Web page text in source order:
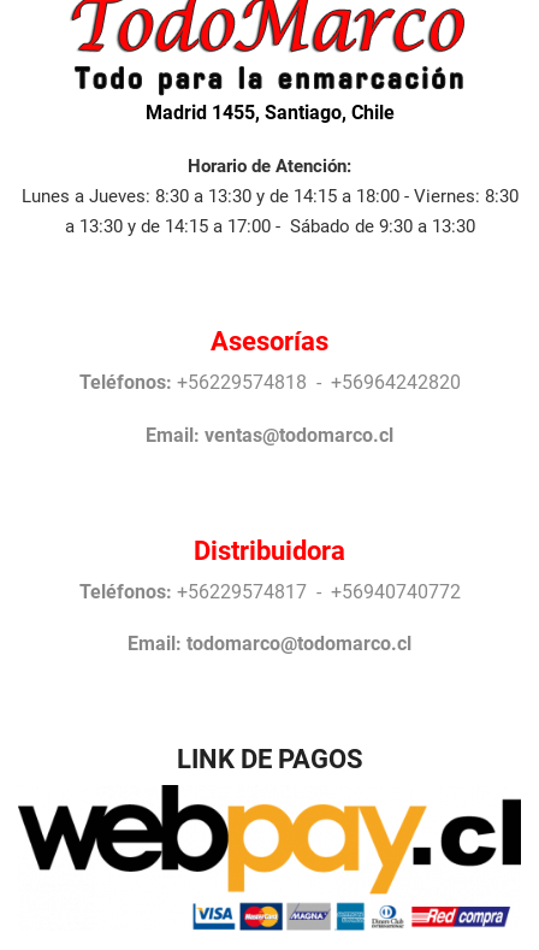
Madrid 1455, Santiago, Chile
Horario de Atención:
Lunes a Jueves: 8:30 a 13:30 y de 14:15 a 18:00 - Viernes: 8:30
a 13:30 y de 14:15 a 17:00 - Sábado de 9:30 a 13:30
Asesorías
Teléfonos: +56229574818 - +56964242820
Email: ventas@todomarco.cl
Distribuidora
Teléfonos: +56229574817 - +56940740772
Email: todomarco@todomarco.cl
LINK DE PAGOS